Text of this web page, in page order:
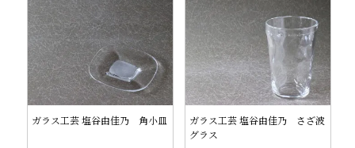
ガラス工芸 塩谷由佳乃 角小皿
ガラス工芸 塩谷由佳乃 さざ波
グラス